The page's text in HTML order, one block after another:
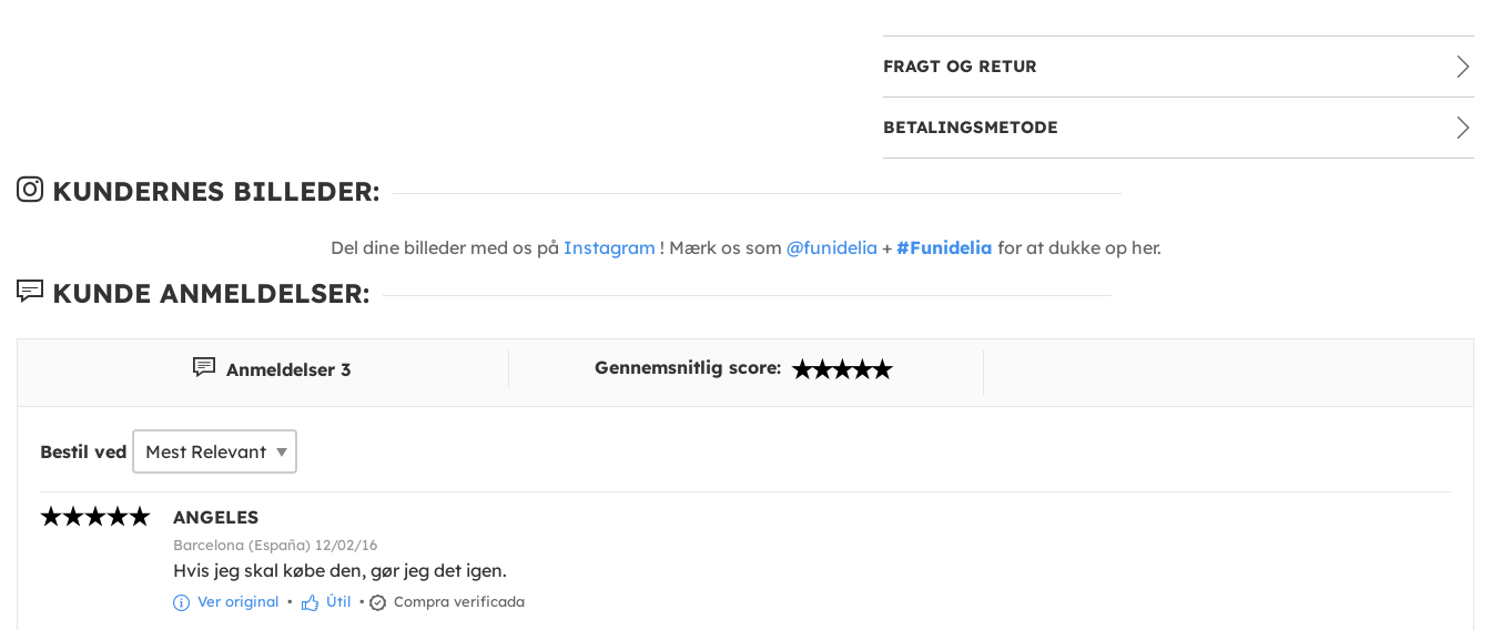
FRAGT OG RETUR
BETALINGSMETODE
KUNDERNES BILLEDER:
Del dine billeder med os på Instagram ! Mærk os som @funidelia + #Funidelia for at dukke op her.
KUNDE ANMELDELSER:
Anmeldelser 3 Gennemsnitlig score:
Bestil ved
ANGELES
Barcelona (España) 12/02/16
Hvis jeg skal købe den, gør jeg det igen.
Ver original • Útil • Compra verificada